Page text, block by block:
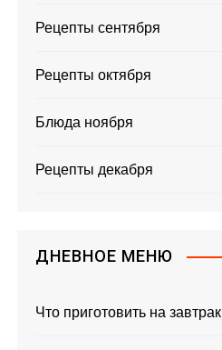
Рецепты сентября
Рецепты октября
Блюда ноября
Рецепты декабря
ДНЕВНОЕ МЕНЮ
Что приготовить на завтрак